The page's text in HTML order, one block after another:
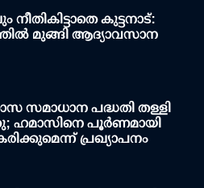
കുട്ടനാട്:
മുങ്ങി ആദ്യാവസാന
ഗാസ സമാധാന പദ്ധതി തള്ളി
ഹമാസിനെ പൂര്‍ണമായി
പ്രഖ്യാപനം